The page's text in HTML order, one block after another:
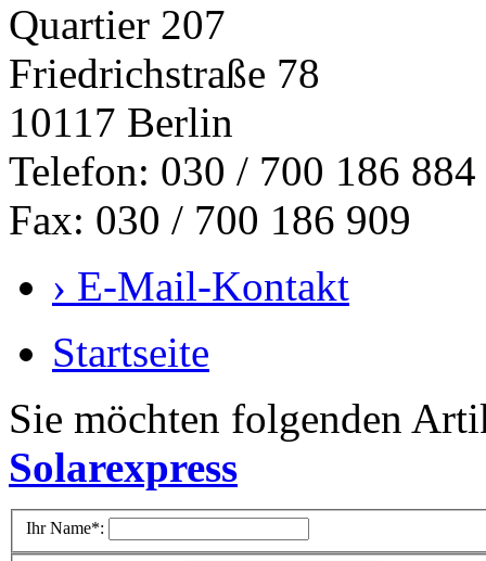
Quartier 207
Friedrichstraße 78
10117 Berlin
Telefon: 030 / 700 186 884
Fax: 030 / 700 186 909
› E-Mail-Kontakt
Startseite
Sie möchten folgenden
Solarexpress
Ihr Name*: